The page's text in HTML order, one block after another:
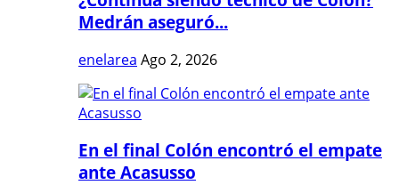
Medrán aseguró...
enelarea Ago 2, 2026
En el final Colón encontró el empate
ante Acasusso